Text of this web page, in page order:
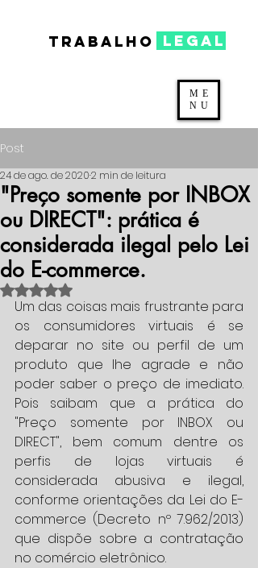
TRABALHO legal
ME
NU
Post
"Preço somente por INBOX
ou DIRECT": prática é
considerada ilegal pelo Lei
do E-commerce.
24 de ago. de 20202 min de leitura
Avaliado com NaN de 5 estrelas.
Um das coisas mais frustrante para
os consumidores virtuais é se
deparar no site ou perfil de um
produto que lhe agrade e não
poder saber o preço de imediato.
Pois saibam que a prática do
"Preço somente por INBOX ou
DIRECT", bem comum dentre os
perfis de lojas virtuais é
considerada abusiva e ilegal,
conforme orientações da Lei do E-
commerce (Decreto nº 7.962/2013)
que dispõe sobre a contratação
no comércio eletrônico.